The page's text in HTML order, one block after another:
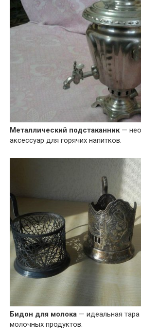
Металлический подстаканник—
аксессуар для горячих напитков.
Бидон для молока — идеальная
молочных продуктов.